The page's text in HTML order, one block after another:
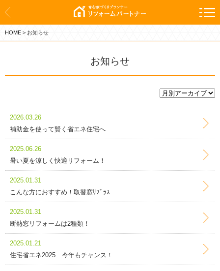
HOME > お知らせ
お知らせ
2026.03.26
補助金を使って賢く省エネ住宅へ
2025.06.26
暑い夏を涼しく快適リフォーム！
2025.01.31
こんな方におすすめ！取替窓ﾘﾌﾟﾗｽ
2025.01.31
断熱窓リフォームは2種類！
2025.01.21
住宅省エネ2025 今年もチャンス！
ホーム
リフォーム
お問い合わせ
プライバシーポリシー